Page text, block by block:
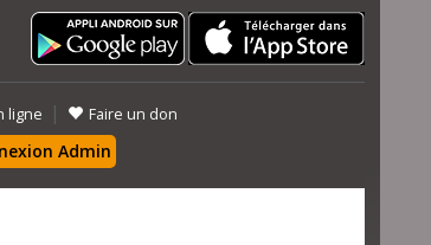
ligne | Faire un don
Admin